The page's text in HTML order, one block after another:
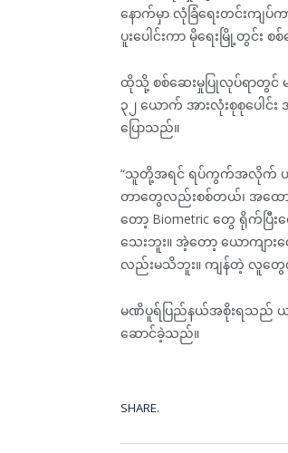
နောက်မှာ လုံခြံရေးတင်းက
ပူးပေါင်းကာ မိုရေးမြို့တွင်း
ထိုသို့ စစ်ဆေးမှုပြုလုပ်ရာတွင်
၃၂ ယောက် အားလုံးစုစုပေါင်
ပြောသည်။
“သူတို့အရင် ရပ်ကွက်အလိုက် ယ
တာတွေလည်းစစ်တယ်၊ အထော
တော့ Biometric တွေ ရိုက်ပြီ
သေးဘူး။ အဲ့တော့ ယောကျား
လည်းမသိဘူး။ ကျန်တဲ့ လူတွေက
မဏိပူရ်ပြည်နယ်အစိုးရသည် ယခင်
ဆောင်ခဲ့သည်။
SHARE.